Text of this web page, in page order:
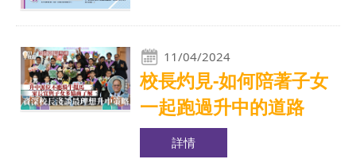
11/04/2024
校長灼見-如何陪著子女
一起跑過升中的道路
詳情